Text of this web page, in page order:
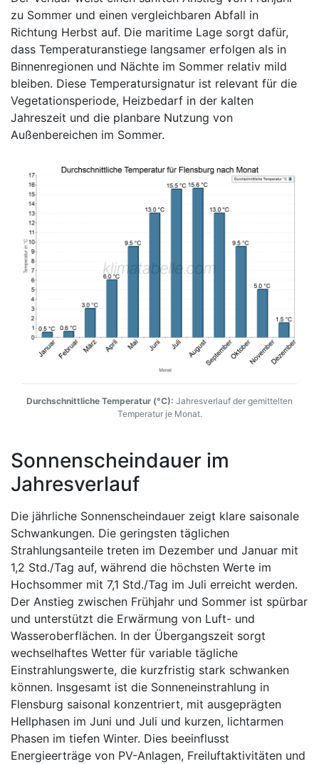
zu Sommer und einen vergleichbaren Abfall in
Richtung Herbst auf. Die maritime Lage sorgt dafür,
dass Temperaturanstiege langsamer erfolgen als in
Binnenregionen und Nächte im Sommer relativ mild
bleiben. Diese Temperatursignatur ist relevant für die
Vegetationsperiode, Heizbedarf in der kalten
Jahreszeit und die planbare Nutzung von
Außenbereichen im Sommer.
Durchschnittliche Temperatur (°C): Jahresverlauf der gemittelten
Temperatur je Monat.
Sonnenscheindauer im
Jahresverlauf
Die jährliche Sonnenscheindauer zeigt klare saisonale
Schwankungen. Die geringsten täglichen
Strahlungsanteile treten im Dezember und Januar mit
1,2 Std./Tag auf, während die höchsten Werte im
Hochsommer mit 7,1 Std./Tag im Juli erreicht werden.
Der Anstieg zwischen Frühjahr und Sommer ist spürbar
und unterstützt die Erwärmung von Luft- und
Wasseroberflächen. In der Übergangszeit sorgt
wechselhaftes Wetter für variable tägliche
Einstrahlungswerte, die kurzfristig stark schwanken
können. Insgesamt ist die Sonneneinstrahlung in
Flensburg saisonal konzentriert, mit ausgeprägten
Hellphasen im Juni und Juli und kurzen, lichtarmen
Phasen im tiefen Winter. Dies beeinflusst
Energieerträge von PV-Anlagen, Freiluftaktivitäten und